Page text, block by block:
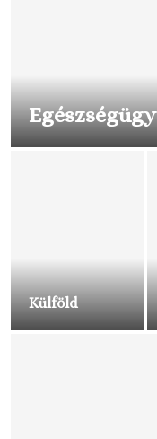
Egészségügy
Külföld